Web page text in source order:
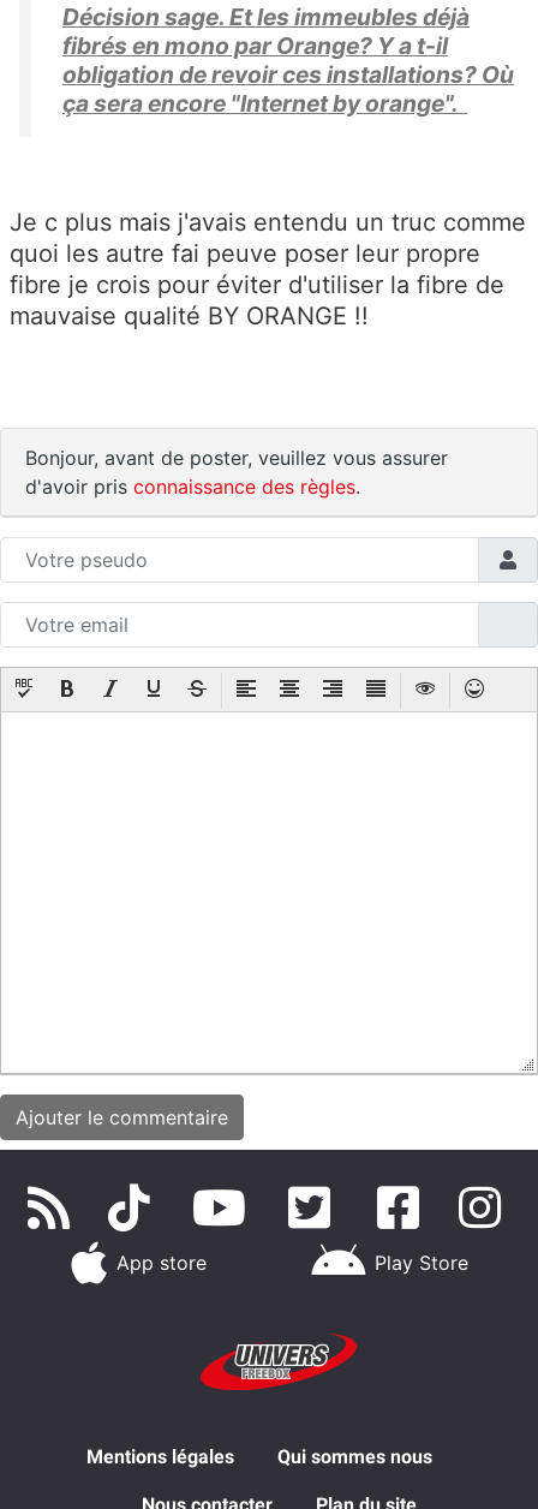
Décision sage. Et les immeubles déjà
fibrés en mono par Orange? Y a t-il
obligation de revoir ces installations? Où
ça sera encore "Internet by orange".
Je c plus mais j'avais entendu un truc comme
quoi les autre fai peuve poser leur propre
fibre je crois pour éviter d'utiliser la fibre de
mauvaise qualité BY ORANGE !!
Bonjour, avant de poster, veuillez vous assurer
d'avoir pris connaissance des règles.
App store Play Store
Mentions légales Qui sommes nous